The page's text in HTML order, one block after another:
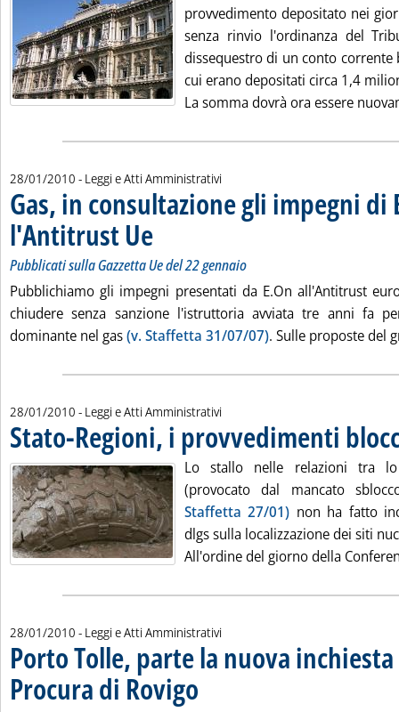
provvedimento depositato nei
senza rinvio l'ordinanza del
dissequestro di un conto corrente
cui erano depositati circa 1,4
La somma dovrà ora essere
28/01/2010 - Leggi e Atti Amministrativi
Gas, in consultazione gli impegni di
l'Antitrust Ue . Sottotitolo: Pubblicati sulla Gazzetta Ue del 22 gennaio
. Pubblicata giovedì 28 gennaio 2010 alle 15.1.
Pubblicati sulla Gazzetta Ue del 22 gennaio
Pubblichiamo gli impegni presentati da E.On all'Antitrust
chiudere senza sanzione l'istruttoria avviata tre anni fa
dominante nel gas(v. Staffetta 31/07/07). Sulle proposte del
28/01/2010 - Leggi e Atti Amministrativi
Stato-Regioni, i provvedimenti
Lo stallo nelle relazioni tra
(provocato dal mancato
Staffetta 27/01) non ha fatto
dlgs sulla localizzazione dei siti
All'ordine del giorno della
28/01/2010 - Leggi e Atti Amministrativi
Porto Tolle, parte la nuova
Procura di Rovigo